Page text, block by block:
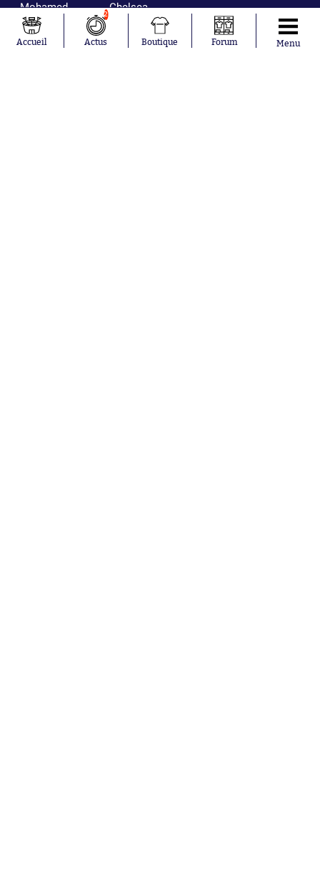
Mohamed
Salah
Mykhailo
Mudryk
Chelsea
Paris Saint-
Bordeaux
Accueil
2
Actus Boutique Forum Menu